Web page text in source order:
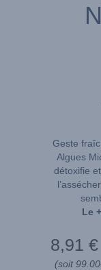
Geste
Algues
détoxifie
Le
8,91 €
(soit